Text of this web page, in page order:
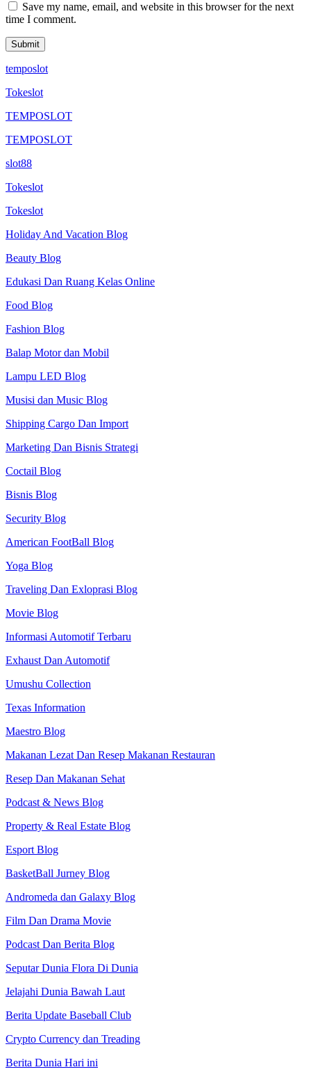
Save my name, email, and website in this browser for the next
time I comment.
temposlot
Tokeslot
TEMPOSLOT
TEMPOSLOT
slot88
Tokeslot
Tokeslot
Holiday And Vacation Blog
Beauty Blog
Edukasi Dan Ruang Kelas Online
Food Blog
Fashion Blog
Balap Motor dan Mobil
Lampu LED Blog
Musisi dan Music Blog
Shipping Cargo Dan Import
Marketing Dan Bisnis Strategi
Coctail Blog
Bisnis Blog
Security Blog
American FootBall Blog
Yoga Blog
Traveling Dan Exloprasi Blog
Movie Blog
Informasi Automotif Terbaru
Exhaust Dan Automotif
Umushu Collection
Texas Information
Maestro Blog
Makanan Lezat Dan Resep Makanan Restauran
Resep Dan Makanan Sehat
Podcast & News Blog
Property & Real Estate Blog
Esport Blog
BasketBall Jurney Blog
Andromeda dan Galaxy Blog
Film Dan Drama Movie
Podcast Dan Berita Blog
Seputar Dunia Flora Di Dunia
Jelajahi Dunia Bawah Laut
Berita Update Baseball Club
Crypto Currency dan Treading
Berita Dunia Hari ini